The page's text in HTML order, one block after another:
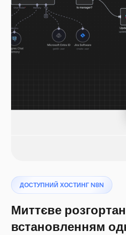
ДОСТУПНИЙ ХОСТИНГ N8N
Миттєве
встановленням